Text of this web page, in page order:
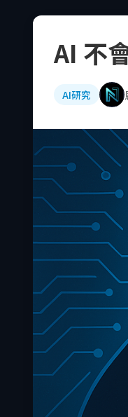
AI 不
AI研究